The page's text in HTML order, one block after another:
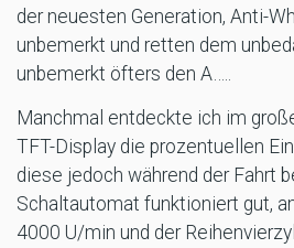
der neuesten Generation, Anti-
unbemerkt und retten dem
unbemerkt öfters den A…..
Manchmal entdeckte ich im
TFT-Display die prozentuellen
diese jedoch während der Fahrt
Schaltautomat funktioniert gut,
4000 U/min und der